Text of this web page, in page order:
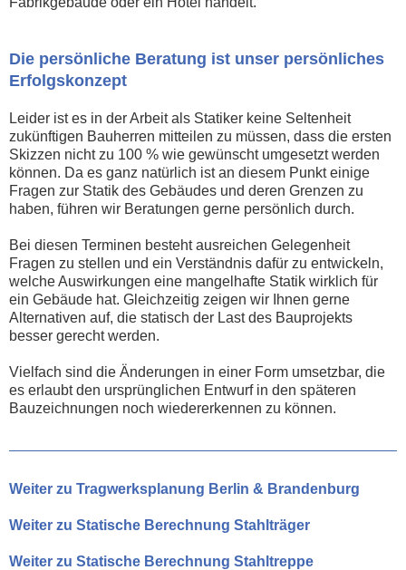
Die persönliche Beratung ist unser persönliches
Erfolgskonzept
Leider ist es in der Arbeit als Statiker keine Seltenheit
zukünftigen Bauherren mitteilen zu müssen, dass die ersten
Skizzen nicht zu 100 % wie gewünscht umgesetzt werden
können. Da es ganz natürlich ist an diesem Punkt einige
Fragen zur Statik des Gebäudes und deren Grenzen zu
haben, führen wir Beratungen gerne persönlich durch.
Bei diesen Terminen besteht ausreichen Gelegenheit
Fragen zu stellen und ein Verständnis dafür zu entwickeln,
welche Auswirkungen eine mangelhafte Statik wirklich für
ein Gebäude hat. Gleichzeitig zeigen wir Ihnen gerne
Alternativen auf, die statisch der Last des Bauprojekts
besser gerecht werden.
Vielfach sind die Änderungen in einer Form umsetzbar, die
es erlaubt den ursprünglichen Entwurf in den späteren
Bauzeichnungen noch wiedererkennen zu können.
Weiter zu Tragwerksplanung Berlin & Brandenburg
Weiter zu Statische Berechnung Stahlträger
Weiter zu Statische Berechnung Stahltreppe